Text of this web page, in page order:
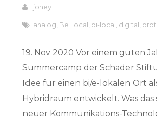
johey
analog Be Local bi-local digital
19. Nov 2020 Vor einem guten
Summercamp der Schader
Idee für einen bi/e-lokalen Ort
Hybridraum entwickelt. Was das
neuer Kommunikations-